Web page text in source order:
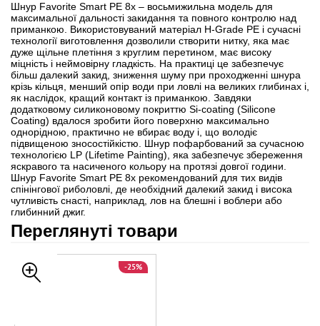
Шнур Favorite Smart PE 8x – восьмижильна модель для
максимальної дальності закидання та повного контролю над
приманкою. Використовуваний матеріал H-Grade PE і сучасні
технології виготовлення дозволили створити нитку, яка має
дуже щільне плетіння з круглим перетином, має високу
міцність і неймовірну гладкість. На практиці це забезпечує
більш далекий закид, зниження шуму при проходженні шнура
крізь кільця, менший опір води при ловлі на великих глибинах і,
як наслідок, кращий контакт із приманкою. Завдяки
додатковому силиконовому покриттю Si-coating (Silicone
Coating) вдалося зробити його поверхню максимально
однорідною, практично не вбирає воду і, що володіє
підвищеною зносостійкістю. Шнур пофарбований за сучасною
технологією LP (Lifetime Painting), яка забезпечує збереження
яскравого та насиченого кольору на протязі довгої години.
Шнур Favorite Smart PE 8x рекомендований для тих видів
спінінгової риболовлі, де необхідний далекий закид і висока
чутливість снасті, наприклад, лов на блешні і воблери або
глибинний джиг.
Переглянуті товари
-25%